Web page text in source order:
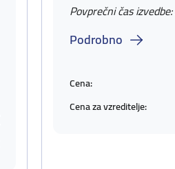
Povprečni čas
Podrobno
Cena:
Cena za vzreditelje: